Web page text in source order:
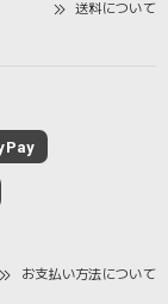
送料について
お支払い方法について